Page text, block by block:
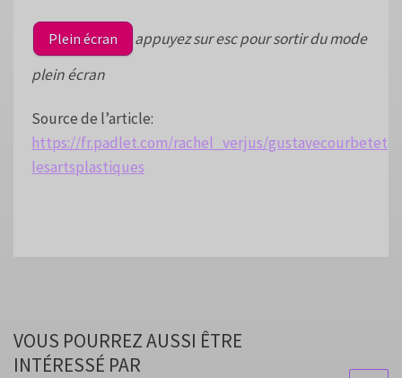
Plein écran
appuyez sur esc pour sortir du mode
plein écran
Source de l’article:
https://fr.padlet.com/rachel_verjus/gustavecourbetet
lesartsplastiques
VOUS POURREZ AUSSI ÊTRE
INTÉRESSÉ PAR